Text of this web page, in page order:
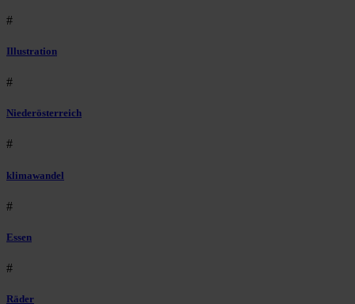
#
Illustration
#
Niederösterreich
#
klimawandel
#
Essen
#
Räder